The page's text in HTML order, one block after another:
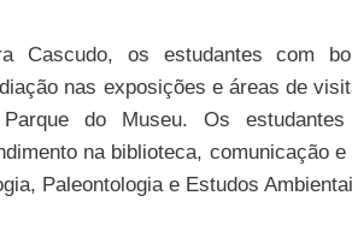
Cascudo, os estudantes com
nas exposições e áreas de
do Museu. Os
na biblioteca, comunicação
Paleontologia e Estudos